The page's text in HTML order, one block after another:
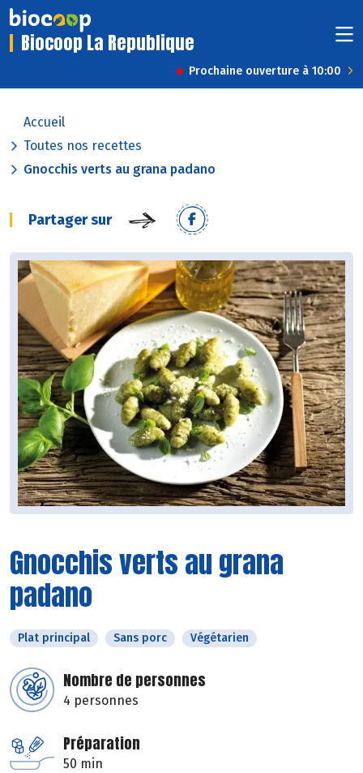
Biocoop La Republique
Prochaine ouverture à 10:00
Accueil
Toutes nos recettes
Gnocchis verts au grana padano
Partager sur
Gnocchis verts au grana
padano
Plat principal Sans porc Végétarien
Nombre de personnes
4 personnes
Préparation
50 min